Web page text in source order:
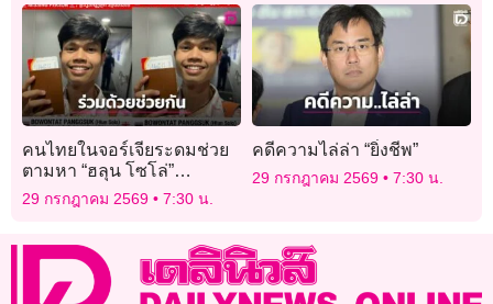
คนไทยในจอร์เจียระดมช่วย
ตามหา “ฮลุน โซโล่”
ประสานสถานทูต-ทางการ
เร่งหาเบาะแสหลังขาดการ
29 กรกฎาคม 2569 7:30 น.
คดีความไล่ล่า “ยิ่งชีพ”
29 กรกฎาคม 2569 7:30 น.